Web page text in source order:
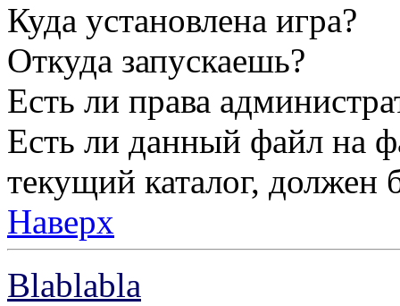
Куда установлена игра?
Откуда запускаешь?
Есть ли права
Есть ли данный файл на
текущий каталог, должен
Наверх
Blablabla